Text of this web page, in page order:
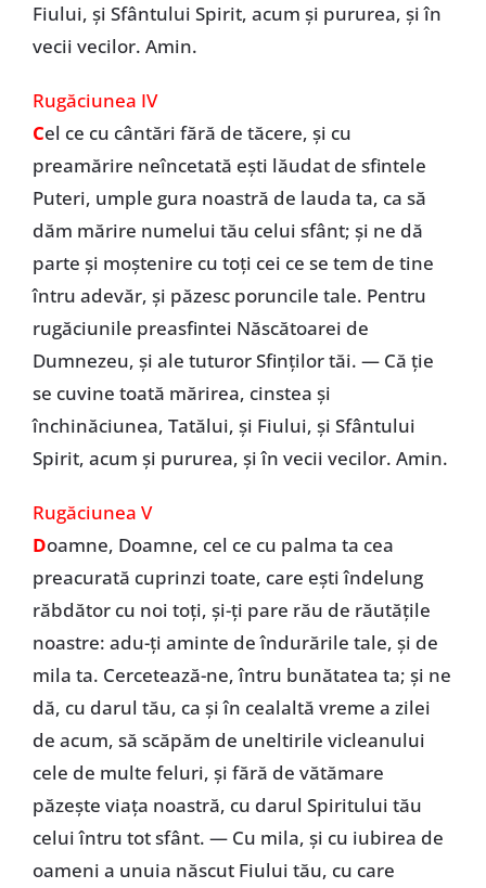
Fiului, și Sfântului Spirit, acum și pururea, și în
vecii vecilor. Amin.
Rugăciunea IV
Cel ce cu cântări fără de tăcere, și cu
preamărire neîncetată ești lăudat de sfintele
Puteri, umple gura noastră de lauda ta, ca să
dăm mărire numelui tău celui sfânt; și ne dă
parte și moștenire cu toți cei ce se tem de tine
întru adevăr, și păzesc poruncile tale. Pentru
rugăciunile preasfintei Născătoarei de
Dumnezeu, și ale tuturor Sfinților tăi. — Că ție
se cuvine toată mărirea, cinstea și
închinăciunea, Tatălui, și Fiului, și Sfântului
Spirit, acum și pururea, și în vecii vecilor. Amin.
Rugăciunea V
Doamne, Doamne, cel ce cu palma ta cea
preacurată cuprinzi toate, care ești îndelung
răbdător cu noi toți, și-ți pare rău de răutățile
noastre: adu-ți aminte de îndurările tale, și de
mila ta. Cercetează-ne, întru bunătatea ta; și ne
dă, cu darul tău, ca și în cealaltă vreme a zilei
de acum, să scăpăm de uneltirile vicleanului
cele de multe feluri, și fără de vătămare
păzește viața noastră, cu darul Spiritului tău
celui întru tot sfânt. — Cu mila, și cu iubirea de
oameni a unuia născut Fiului tău, cu care